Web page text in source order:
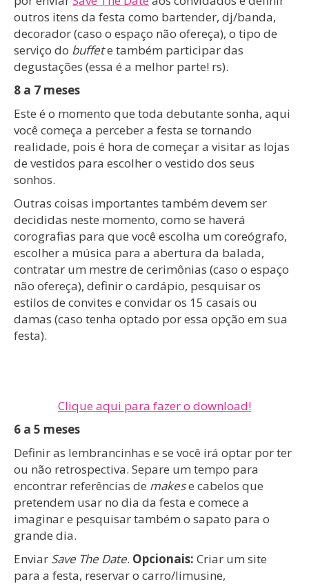
outros itens da festa como bartender, dj/banda,
decorador (caso o espaço não ofereça), o tipo de
serviço do buffete também participar das
degustações (essa é a melhor parte! rs).
8 a 7 meses
Este é o momento que toda debutante sonha, aqui
você começa a perceber a festa se tornando
realidade, pois é hora de começar a visitar as lojas
de vestidos para escolher o vestido dos seus
sonhos.
Outras coisas importantes também devem ser
decididas neste momento, como se haverá
corografias para que você escolha um coreógrafo,
escolher a música para a abertura da balada,
contratar um mestre de cerimônias (caso o espaço
não ofereça), definir o cardápio, pesquisar os
estilos de convites e convidar os 15 casais ou
damas (caso tenha optado por essa opção em sua
festa).
Clique aqui para fazer o download!
6 a 5 meses
Definir as lembrancinhas e se você irá optar por ter
ou não retrospectiva. Separe um tempo para
encontrar referências de makese cabelos que
pretendem usar no dia da festa e comece a
imaginar e pesquisar também o sapato para o
grande dia.
Enviar Save The Date. Opcionais: Criar um site
para a festa, reservar o carro/limusine,